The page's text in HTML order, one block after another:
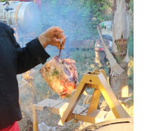
מצויים שרידי סככת ההתכנסות,
הקיבוץ לפני המלחמה. בקומת
הקמת הישוב, מפי הותיקים. בגג
מכאן מובנים יותר, סיפורם של
דרך כביש הגישה לכפר עזה
האתר. הביקור באתר בתשלום